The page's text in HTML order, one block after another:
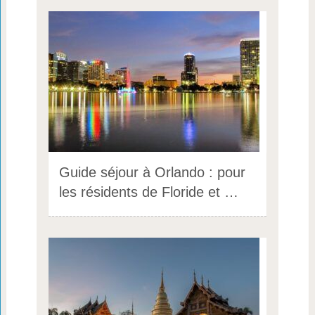
Guide séjour à Orlando : pour
les résidents de Floride et …